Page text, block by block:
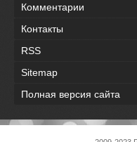
Комментарии
Контакты
RSS
Sitemap
Полная версия сайта